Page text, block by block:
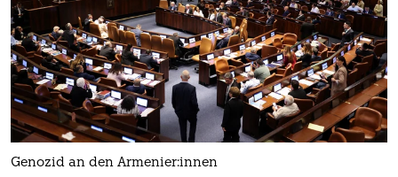
Genozid an den Ar­me­nie­r:in­nen